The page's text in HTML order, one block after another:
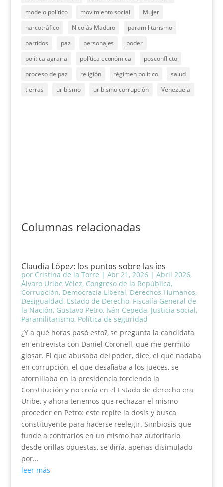
modelo político
movimiento social
Mujer
narcotráfico
Nicolás Maduro
paramilitarismo
partidos
paz personajes
poder
política agraria
política económica
posconflicto
proceso de paz
religión régimen político
salud
tierras
uribismo uribismo corrupción Venezuela
Columnas relacionadas
Claudia López: los puntos sobre las íes
por Cristina de la Torre | Abr 21, 2026| Abril 2026,
Álvaro Uribe Vélez, Congreso de la República,
Corrupción, Democracia Liberal, Derechos Humanos,
Desigualdad, Estado de Derecho, Fiscalía General de
la Nación, Gustavo Petro, Iván Cepeda, Justicia social,
Paramilitarismo, Política de seguridad
¿Y a qué horas pasó esto?, se pregunta la candidata
en entrevista con Daniel Coronell, que me permito
glosar. El que abusaba del poder, dice, el que nadaba
en corrupción, el que desafiaba a los jueces, se
atornillaba en la presidencia torciendo la
Constitución y no creía en el Estado de derecho era
Uribe, y ahora tenemos que rechazar el mismo
proceder en Petro: este repite la dosis y busca
constituyente para hacerse reelegir. Simbiosis que
funde a contrarios en un mismo haz autoritario
desde orillas opuestas, se diría, apenas disimulado
por...
leer más